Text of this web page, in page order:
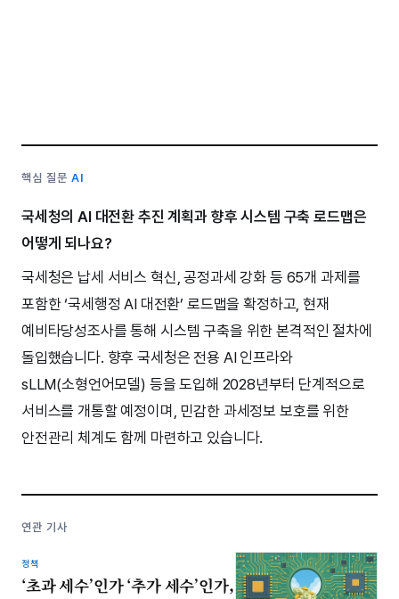
핵심 질문AI
국세청의 AI 대전환 추진 계획과 향후 시스템 구축 로드맵은
어떻게 되나요?
국세청은 납세 서비스 혁신, 공정과세 강화 등 65개 과제를
포함한 ‘국세행정 AI 대전환’ 로드맵을 확정하고, 현재
예비타당성조사를 통해 시스템 구축을 위한 본격적인 절차에
돌입했습니다. 향후 국세청은 전용 AI 인프라와
sLLM(소형언어모델) 등을 도입해 2028년부터 단계적으로
서비스를 개통할 예정이며, 민감한 과세정보 보호를 위한
안전관리 체계도 함께 마련하고 있습니다.
연관 기사
정책
‘초과 세수’인가 ‘추가 세수’인가,